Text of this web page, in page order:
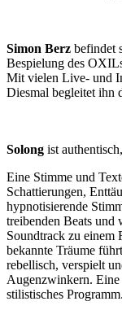
Simon Berz befindet
Bespielung des
Mit vielen Live- und
Diesmal begleitet ihn
Solong ist
Eine Stimme und
Schattierungen,
hypnotisierende
treibenden Beats und
Soundtrack zu einem
bekannte Träume
rebellisch, verspielt
Augenzwinkern. Eine
stilistisches Programm.